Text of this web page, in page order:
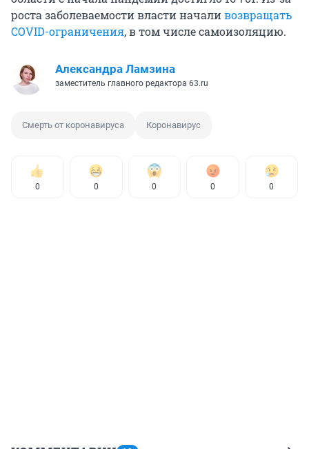
роста заболеваемости власти началивозвращать
COVID-ограничения, в том числе самоизоляцию.
Александра Ламзина
заместитель главного редактора 63.ru
Смерть от коронавируса Коронавирус
0 0 0 0 0